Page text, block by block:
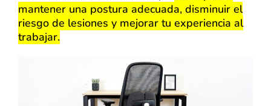
mantener una postura adecuada, disminuir el
riesgo de lesiones y mejorar tu experiencia al
trabajar.